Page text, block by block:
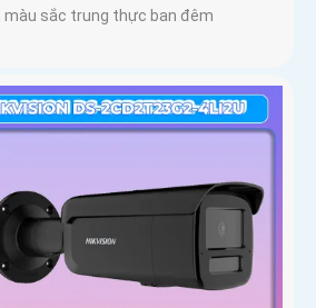
màu sắc trung thực ban đêm